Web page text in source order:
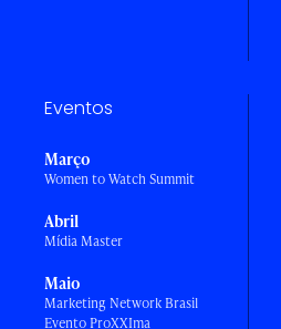
Eventos
Março
Women to Watch Summit
Abril
Mídia Master
Maio
Marketing Network Brasil
Evento ProXXIma